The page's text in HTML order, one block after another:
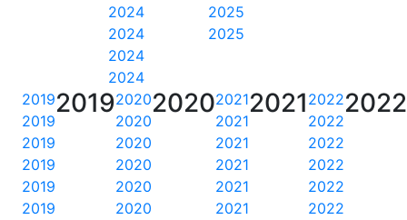
2025
2025
2024
2024
2024
2024
2022
2022
2022
2022
2022
2022
2022
2021
2021
2021
2021
2021
2021
2021
2020
2020
2020
2020
2020
2020
2020
2019
2019
2019
2019
2019
2019
2019